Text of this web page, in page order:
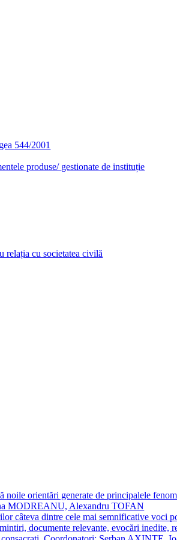
544/2001
produse/ gestionate de instituție
relația cu societatea civilă
noile orientări generate de principalele
MODREANU, Alexandru TOFAN
câteva dintre cele mai semnificative
documente relevante, evocări